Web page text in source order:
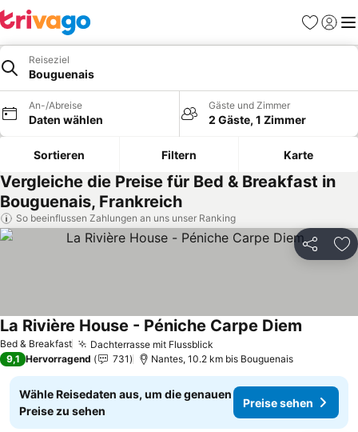
Favoriten
Reiseziel
Bouguenais
An-/Abreise
Daten wählen
Gäste und Zimmer
2 Gäste, 1 Zimmer
Sortieren Filtern Karte
Vergleiche die Preise für Bed & Breakfast in
Bouguenais, Frankreich
So beeinflussen Zahlungen an uns unser Ranking
Teilen
Bed & Breakfast Dachterrasse mit Flussblick
La Rivière House - Péniche Carpe Diem
9,1 Hervorragend 731 Nantes, 10.2 km bis Bouguenais
Wähle Reisedaten aus, um die genauen
Preise zu sehen
Preise sehen